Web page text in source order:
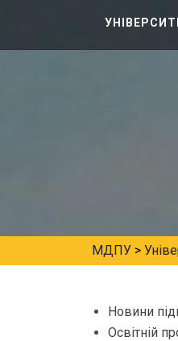
МДПУ >
Новини
Освітній